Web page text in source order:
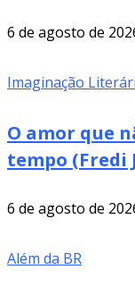
6 de agosto de
Imaginação
O amor que
tempo (Fredi
6 de agosto de
Além da BR